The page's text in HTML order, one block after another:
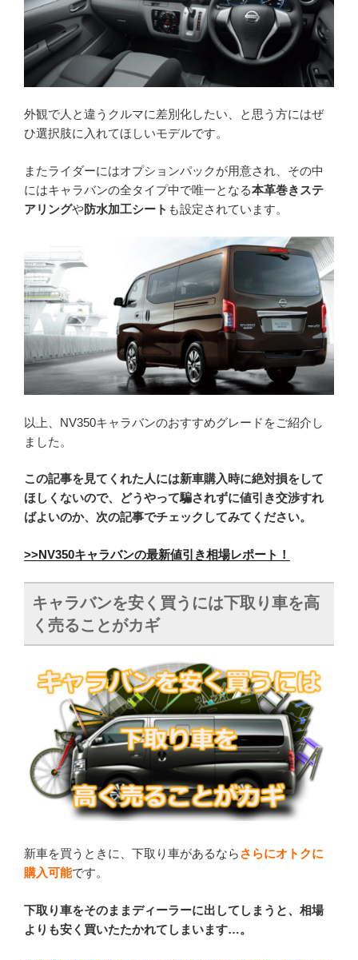
外観で人と違うクルマに差別化したい、と思う方にはぜ
ひ選択肢に入れてほしいモデルです。
またライダーにはオプションパックが用意され、その中
にはキャラバンの全タイプ中で唯一となる本革巻きステ
アリングや防水加工シート も設定されています。
以上、NV350キャラバンのおすすめグレードをご紹介し
ました。
この記事を見てくれた人には新車購入時に絶対損をして
ほしくないので、どうやって騙されずに値引き交渉すれ
ばよいのか、次の記事でチェックしてみてください。
>>NV350キャラバンの最新値引き相場レポート！
キャラバンを安く買うには下取り車を高
く売ることがカギ
新車を買うときに、下取り車があるなら さらにオトクに
購入可能です。
下取り車をそのままディーラーに出してしまうと、相場
よりも安く買いたたかれてしまいます…。